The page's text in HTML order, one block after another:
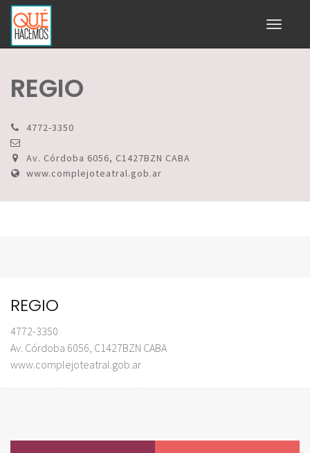
Toggle
REGIO
4772-3350
Av. Córdoba 6056, C1427BZN CABA
www.complejoteatral.gob.ar
REGIO
4772-3350
Av. Córdoba 6056, C1427BZN CABA
www.complejoteatral.gob.ar